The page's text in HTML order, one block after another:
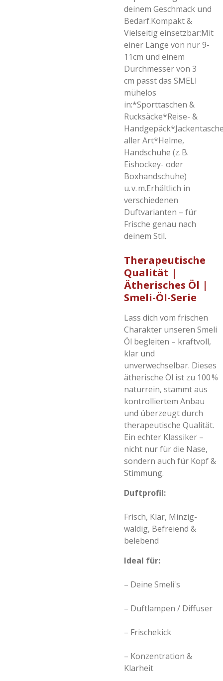
deinem Geschmack und
Bedarf.Kompakt &
Vielseitig einsetzbar:Mit
einer Länge von nur 9-
11cm und einem
Durchmesser von 3
cm passt das SMELI
mühelos
in:*Sporttaschen &
Rucksäcke*Reise- &
aller Art*Helme,
Handschuhe (z. B.
Eishockey- oder
Boxhandschuhe)
u. v. m.Erhältlich in
verschiedenen
Duftvarianten – für
Frische genau nach
deinem Stil.
Therapeutische
Qualität |
Ätherisches Öl |
Smeli-Öl-Serie
Lass dich vom frischen
Charakter unseren Smeli
Öl begleiten – kraftvoll,
klar und
unverwechselbar. Dieses
ätherische Öl ist zu 100 %
naturrein, stammt aus
kontrolliertem Anbau
und überzeugt durch
therapeutische Qualität.
Ein echter Klassiker –
nicht nur für die Nase,
sondern auch für Kopf &
Stimmung.
Duftprofil:
Frisch, Klar, Minzig-
waldig, Befreiend &
belebend
Ideal für:
– Deine Smeli's
– Duftlampen / Diffuser
– Frischekick
– Konzentration &
Klarheit